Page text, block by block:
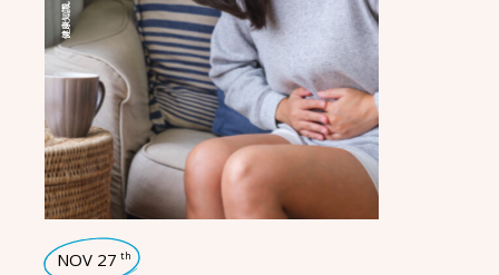
健康知識
NOV 27 th